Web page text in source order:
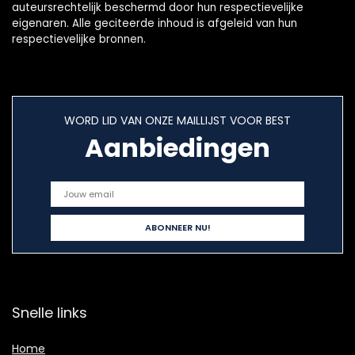
auteursrechtelijk beschermd door hun respectievelijke
eigenaren. Alle geciteerde inhoud is afgeleid van hun
respectievelijke bronnen.
WORD LID VAN ONZE MAILLIJST VOOR BEST
Aanbiedingen
Snelle links
Home